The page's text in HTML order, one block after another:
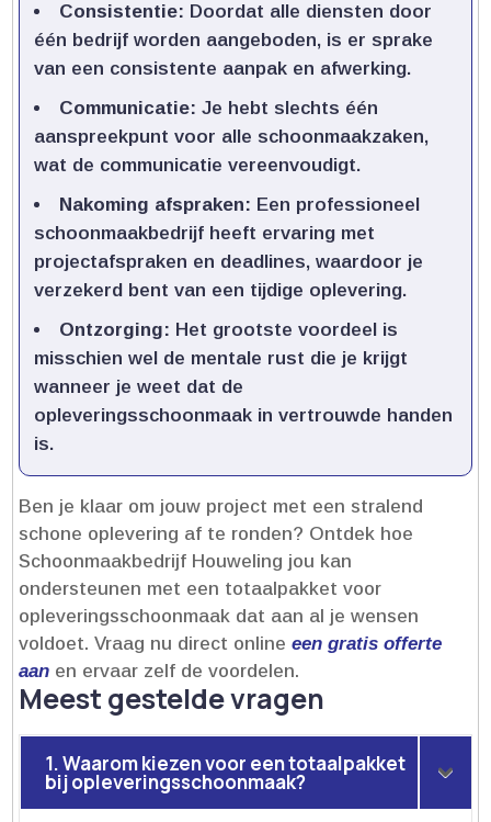
Consistentie: Doordat alle diensten door
één bedrijf worden aangeboden, is er sprake
van een consistente aanpak en afwerking.​
Communicatie: Je hebt slechts één
aanspreekpunt voor alle schoonmaakzaken,
wat de communicatie vereenvoudigt.​
Nakoming afspraken: Een professioneel
schoonmaakbedrijf heeft ervaring met
projectafspraken en deadlines, waardoor je
verzekerd bent van een tijdige oplevering.​
Ontzorging: Het grootste voordeel is
misschien wel de mentale rust die je krijgt
wanneer je weet dat de
opleveringsschoonmaak in vertrouwde handen
is.​
Ben je klaar om jouw project met een stralend
schone oplevering af te ronden? Ontdek hoe
Schoonmaakbedrijf Houweling jou kan
ondersteunen met een totaalpakket voor
opleveringsschoonmaak dat aan al je wensen
voldoet.​ Vraag nu direct onlineeen gratis offerte
aan en ervaar zelf de voordelen.​
Meest gestelde vragen
1. Waarom kiezen voor een totaalpakket
bij opleveringsschoonmaak?